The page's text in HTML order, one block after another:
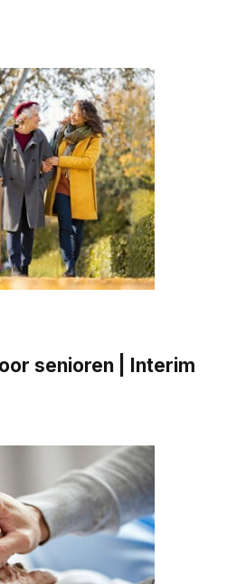
senioren | Interim